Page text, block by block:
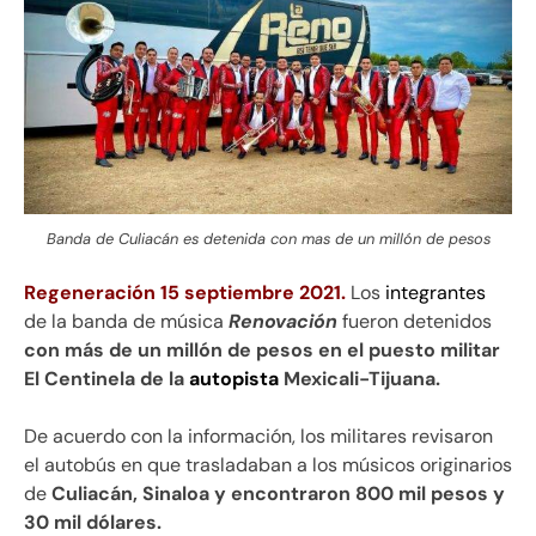
Banda de Culiacán es detenida con mas de un millón de pesos
Regeneración 15 septiembre 2021. Los integrantes
de la banda de música Renovación fueron detenidos
con más de un millón de pesos en el puesto militar
El Centinela de laautopista Mexicali-Tijuana.
De acuerdo con la información, los militares revisaron
el autobús en que trasladaban a los músicos originarios
deCuliacán, Sinaloa y encontraron 800 mil pesos y
30 mil dólares.